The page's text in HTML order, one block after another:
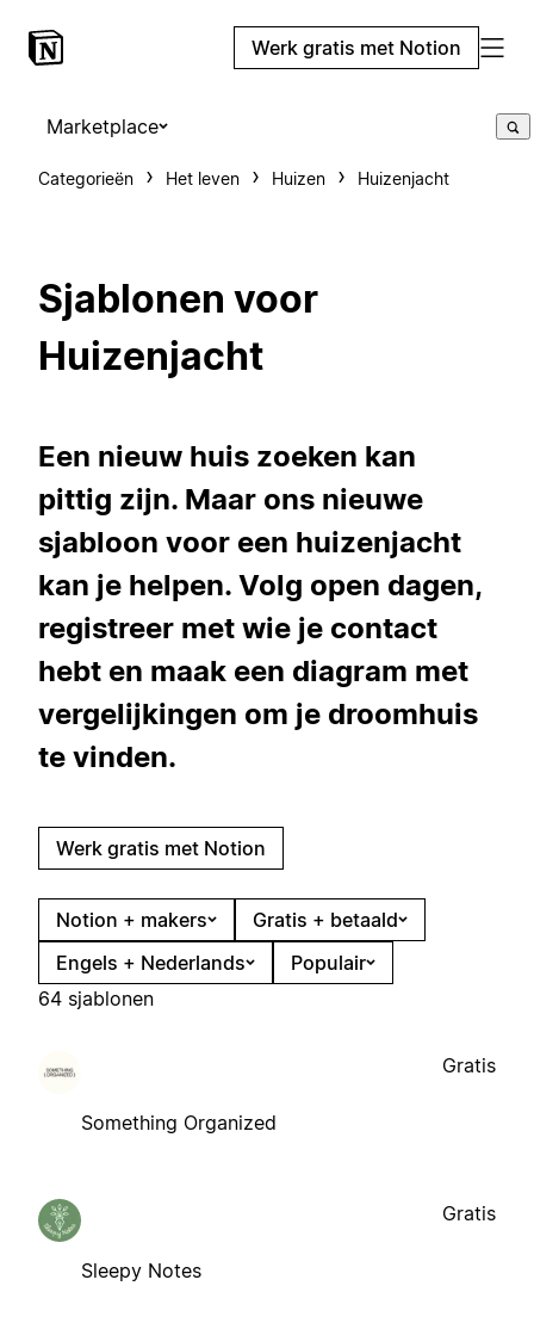
Werk gratis met Notion
Marketplace
Categorieën Het leven Huizen Huizenjacht
Sjablonen voor
Huizenjacht
Een nieuw huis zoeken kan
pittig zijn. Maar ons nieuwe
sjabloon voor een huizenjacht
kan je helpen. Volg open dagen,
registreer met wie je contact
hebt en maak een diagram met
vergelijkingen om je droomhuis
te vinden.
Werk gratis met Notion
Notion + makers
Gratis + betaald
Engels + Nederlands
Populair
64 sjablonen
Something Organized
Gratis
Sleepy Notes
Gratis